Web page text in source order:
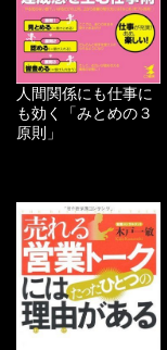
人間関係にも仕事に
も効く「みとめの３
原則」